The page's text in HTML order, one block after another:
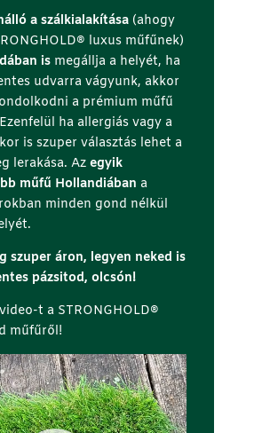
a szálkialakítása (ahogy
luxus műfűnek)
ismegállja a helyét, ha
udvarra vágyunk, akkor
a prémium műfű
ha allergiás vagy a
is szuper választás lehet a
lerakása. Az egyik
műfű Hollandiában a
minden gond nélkül
szuper áron, legyen neked is
pázsitod, olcsón!
t a STRONGHOLD®️
műfűről!